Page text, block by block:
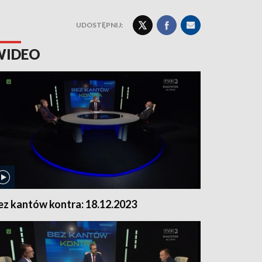
UDOSTĘPNIJ:
kantów kontra: 18.12.2023